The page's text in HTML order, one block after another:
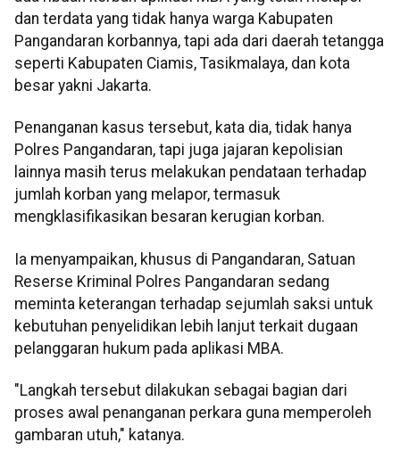
dan terdata yang tidak hanya warga Kabupaten
Pangandaran korbannya, tapi ada dari daerah tetangga
seperti Kabupaten Ciamis, Tasikmalaya, dan kota
besar yakni Jakarta.
Penanganan kasus tersebut, kata dia, tidak hanya
Polres Pangandaran, tapi juga jajaran kepolisian
lainnya masih terus melakukan pendataan terhadap
jumlah korban yang melapor, termasuk
mengklasifikasikan besaran kerugian korban.
Ia menyampaikan, khusus di Pangandaran, Satuan
Reserse Kriminal Polres Pangandaran sedang
meminta keterangan terhadap sejumlah saksi untuk
kebutuhan penyelidikan lebih lanjut terkait dugaan
pelanggaran hukum pada aplikasi MBA.
"Langkah tersebut dilakukan sebagai bagian dari
proses awal penanganan perkara guna memperoleh
gambaran utuh," katanya.